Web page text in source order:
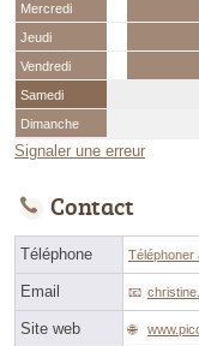
Mercredi
Jeudi
Vendredi
Samedi
Dimanche
Signaler une erreur
Contact
Téléphone Téléphoner
Email
Site web